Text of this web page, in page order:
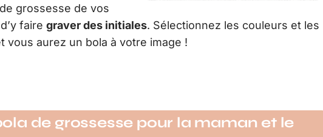
grossesse de vos
faire graver des initiales. Sélectionnez les couleurs et les
vous aurez un bola à votre image !
de grossesse pour la maman et le